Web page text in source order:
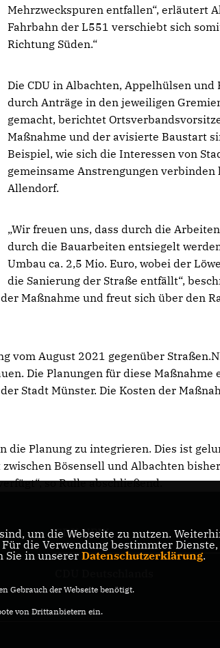
Mehrzweckspuren entfallen“, erläutert
Fahrbahn der L551 verschiebt sich
Richtung Süden.“
Die CDU in Albachten, Appelhülsen
durch Anträge in den jeweiligen
gemacht, berichtet
Maßnahme und der avisierte Baustart
Beispiel, wie sich die Interessen von
gemeinsame Anstrengungen verbinden
Allendorf.
Wir freuen uns, dass durch die
durch die Bauarbeiten entsiegelt
Umbau ca. 2,5 Mio. Euro, wobei der
die Sanierung der Straße entfällt“,
Maßnahme und freut sich über den
vom August 2021 gegenüber
Die Planungen für diese Maßnahme
Stadt Münster. Die Kosten der
die Planung zu integrieren. Dies ist
Bösensell und Albachten
so Rulle abschließend.
CDU NRW
um die Webseite zu nutzen.
die Verwendung bestimmter
Sie in unserer Datenschutzerklärung.
Gebrauch der Webseite benötigt.
von Drittanbietern ein.